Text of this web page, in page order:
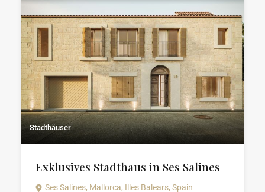
Stadthäuser
Exklusives Stadthaus in Ses Salines
Ses Salines, Mallorca, Illes Balears, Spain